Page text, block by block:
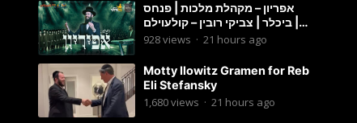
אפריון – מקהלת מלכות | פנחס
ביכלר | צביקי רובין – קולעוילם |
Malchus Choir, Tzviki Rubin
928views · 21 hours ago
Motty Ilowitz Gramen for Reb
Eli Stefansky
1,680views · 21 hours ago